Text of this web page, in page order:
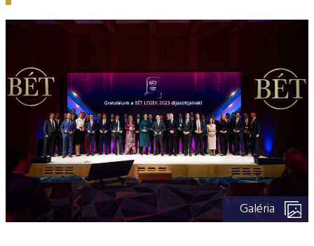
ESG Útmutató
Galéria